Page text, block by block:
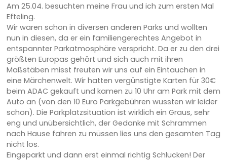
Am 25.04. besuchten meine Frau und ich zum ersten Mal
Efteling.
Wir waren schon in diversen anderen Parks und wollten
nun in diesen, da er ein familiengerechtes Angebot in
entspannter Parkatmosphäre verspricht. Da er zu den drei
größten Europas gehört und sich auch mit ihren
Maßstäben misst freuten wir uns auf ein Eintauchen in
eine Märchenwelt. Wir hatten vergünstigte Karten für 30€
beim ADAC gekauft und kamen zu 10 Uhr am Park mit dem
Auto an (von den 10 Euro Parkgebühren wussten wir leider
schon). Die Parkplatzsituation ist wirklich ein Graus, sehr
eng und unübersichtlich, der Gedanke mit Schrammen
nach Hause fahren zu müssen lies uns den gesamten Tag
nicht los.
Eingeparkt und dann erst einmal richtig Schlucken! Der